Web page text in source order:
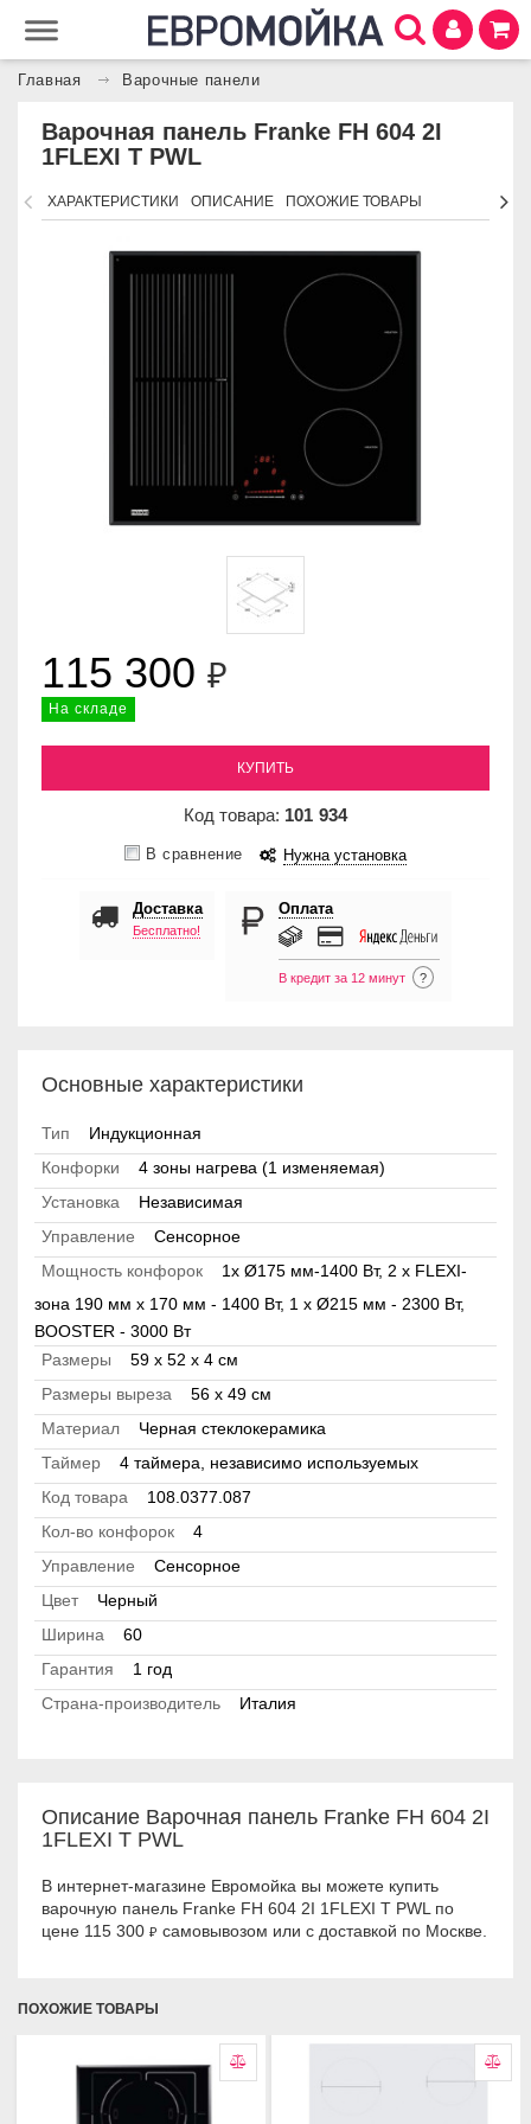
Главная Варочные панели
Варочная панель Franke FH 604 2I
1FLEXI T PWL
ХАРАКТЕРИСТИКИ ОПИСАНИЕ ПОХОЖИЕ ТОВАРЫ
115 300 ₽
На складе
КУПИТЬ
Код товара: 101 934
В сравнение Нужна установка
Доставка
Бесплатно!
Оплата
В кредит за 12 минут ?
Основные характеристики
Тип
Индукционная
Конфорки
4 зоны нагрева (1 изменяемая)
Установка
Независимая
Управление
Сенсорное
Мощность конфорок
1х Ø175 мм-1400 Вт, 2 х FLEXI-
зона 190 мм x 170 мм - 1400 Вт, 1 x Ø215 мм - 2300 Вт,
BOOSTER - 3000 Вт
Размеры
59 x 52 x 4 см
Размеры выреза
56 х 49 см
Материал
Черная стеклокерамика
Таймер
4 таймера, независимо используемых
Код товара
108.0377.087
Кол-во конфорок
4
Управление
Сенсорное
Цвет
Черный
Ширина
60
Гарантия
1 год
Страна-производитель
Италия
Описание Варочная панель Franke FH 604 2I
1FLEXI T PWL
В интернет-магазине Евромойка вы можете купить
варочную панель Franke FH 604 2I 1FLEXI T PWL по
цене 115 300 ₽ самовывозом или с доставкой по Москве.
ПОХОЖИЕ ТОВАРЫ